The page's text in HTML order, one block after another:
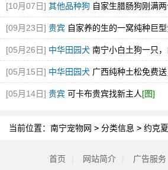
[10月07日] 其他品种狗 自家生腊肠狗刚满两
[09月23日] 贵宾 自家养的生的一窝纯种巨
[05月26日] 中华田园犬 南宁小白土狗一只
[05月15日] 中华田园犬 广西纯种土松免费
[05月14日] 贵宾 可卡布贵宾找新主人[图]
当前位置： 南宁宠物网 > 分类信息 > 约克夏
首页 网站简介 广告服务